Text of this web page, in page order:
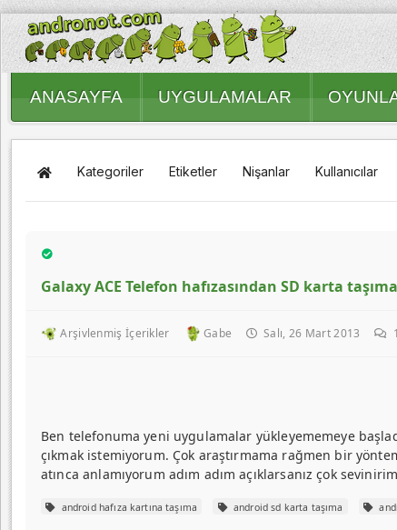
ANASAYFA UYGULAMALAR
Kategoriler Etiketler Nişanlar Kullanıcılar
Galaxy ACE Telefon hafızasından SD karta
Arşivlenmiş İçerikler Gabe Salı, 26 Mart 2013
Ben telefonuma yeni uygulamalar yükleyememeye
çıkmak istemiyorum. Çok araştırmama rağmen bir
atınca anlamıyorum adım adım açıklarsanız çok
android hafıza kartına taşıma android sd karta taşıma